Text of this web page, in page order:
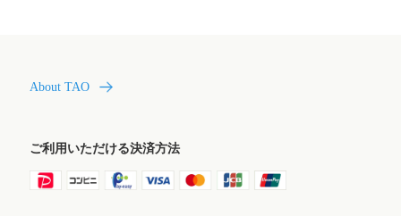
About TAO
ご利用いただける決済方法